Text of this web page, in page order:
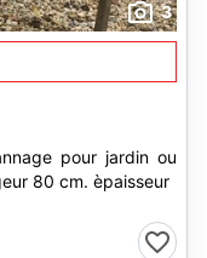
3
pour jardin ou
80 cm. èpaisseur